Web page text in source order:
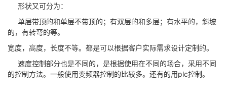
形状又可分为：
单层带顶的和单层不带顶的；有双层的和多层；有水平的，斜坡
的，有转弯的等。
宽度，高度，长度不等。都是可以根据客户实际需求设计定制的。
速度控制部分也是不同的，是根据使用在不同的场合，采用不同
的控制方法。一般使用变频器控制的比较多。还有的用plc控制。